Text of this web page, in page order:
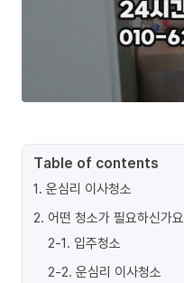
Table of contents
1. 운심리 이사청소
2. 어떤 청소가 필요하신가
2-1. 입주청소
2-2. 운심리 이사청소